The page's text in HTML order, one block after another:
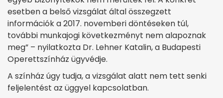
esetben a belső vizsgálat által összegzett
információk a 2017. novemberi döntéseken túl,
további munkajogi következményt nem alapoznak
meg” – nyilatkozta Dr. Lehner Katalin, a Budapesti
Operettszínház ügyvédje.
A színház úgy tudja, a vizsgálat alatt nem tett senki
feljelentést az üggyel kapcsolatban.